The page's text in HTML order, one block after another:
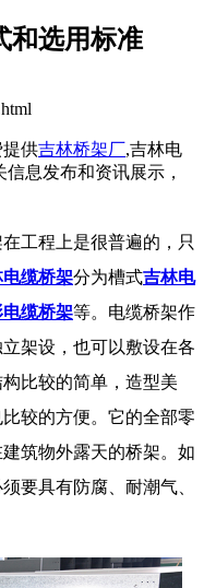
和选用标准
供吉林桥架厂,吉林电
息发布和资讯展示，
工程上是很普遍的，只
缆桥架分为槽式吉林电
缆桥架等。电缆桥架作
架设，也可以敷设在各
比较的简单，造型美
较的方便。它的全部零
筑物外露天的桥架。如
要具有防腐、耐潮气、